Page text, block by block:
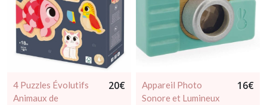
4 Puzzles Évolutifs
Animaux de
20€
Appareil Photo
Sonore et Lumineux
16€